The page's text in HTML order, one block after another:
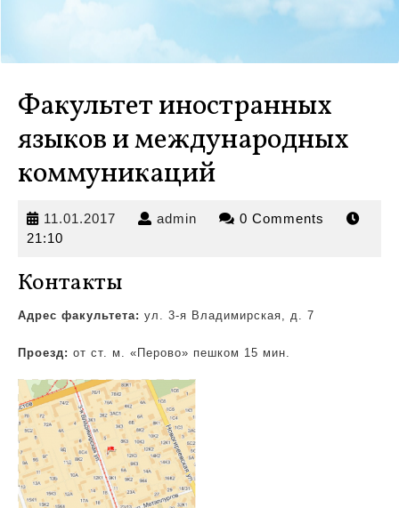
Факультет иностранных
языков и международных
коммуникаций
11.01.2017 11.01.2017
admin admin 0 Comments
21:10
Контакты
Адрес факультета: ул. 3-я Владимирская, д. 7
Проезд: от ст. м. «Перово» пешком 15 мин.